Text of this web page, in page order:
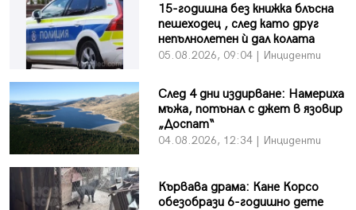
15-годишна без книжка блъсна
пешеходец , след като друг
непълнолетен ѝ дал колата
05.08.2026, 09:04 | Инциденти
След 4 дни издирване: Намериха
мъжа, потънал с джет в язовир
„Доспат“
04.08.2026, 12:34 | Инциденти
Кървава драма: Кане Корсо
обезобрази 6-годишно дете